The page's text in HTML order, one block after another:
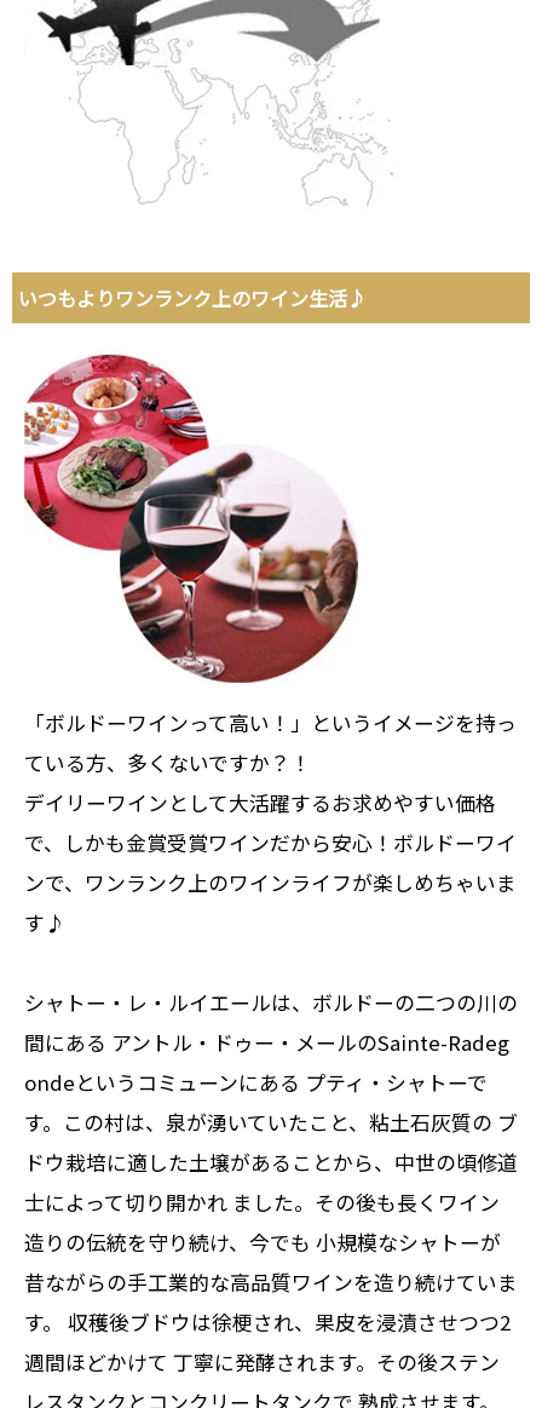
いつもよりワンランク上のワイン生活♪
「ボルドーワインって高い！」というイメージを持っ
ている方、多くないですか？！
デイリーワインとして大活躍するお求めやすい価格
で、しかも金賞受賞ワインだから安心！ボルドーワイ
ンで、ワンランク上のワインライフが楽しめちゃいま
す♪
シャトー・レ・ルイエールは、ボルドーの二つの川の
間にある アントル・ドゥー・メールのSainte-Radeg
ondeというコミューンにある プティ・シャトーで
す。この村は、泉が湧いていたこと、粘土石灰質の ブ
ドウ栽培に適した土壌があることから、中世の頃修道
士によって切り開かれ ました。その後も長くワイン
造りの伝統を守り続け、今でも 小規模なシャトーが
昔ながらの手工業的な高品質ワインを造り続けていま
す。 収穫後ブドウは徐梗され、果皮を浸漬させつつ2
週間ほどかけて 丁寧に発酵されます。その後ステン
レスタンクとコンクリートタンクで 熟成させます。